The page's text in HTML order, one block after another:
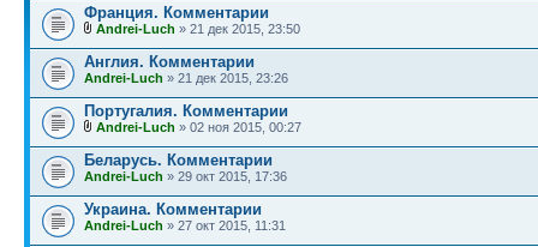
Франция. Комментарии
Andrei-Luch » 21 дек 2015, 23:50
Англия. Комментарии
Andrei-Luch » 21 дек 2015, 23:26
Португалия. Комментарии
Andrei-Luch » 02 ноя 2015, 00:27
Беларусь. Комментарии
Andrei-Luch » 29 окт 2015, 17:36
Украина. Комментарии
Andrei-Luch » 27 окт 2015, 11:31